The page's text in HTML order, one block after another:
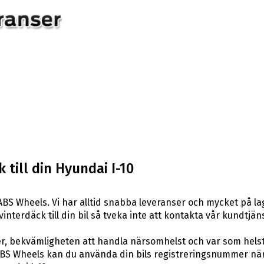
till din Hyundai I-10
Wheels. Vi har alltid snabba leveranser och mycket på
till din bil så tveka inte att kontakta vår
bekvämligheten att handla närsomhelst och var som
Wheels kan du använda din bils registreringsnummer